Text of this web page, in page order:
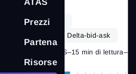
ATAS
Prezzi
Partenariati
Risorse
Futures
Azioni
Delta-bid-ask
Funzionalità di ATAS–15 min di lettura–